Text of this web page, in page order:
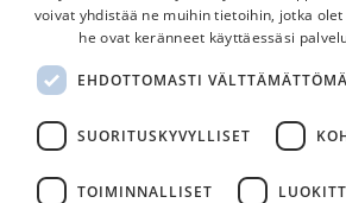
Spectra Bio+ 130mm
Gripit
Mukavat gripit lukitusrenkaalla
tai hybridi.
voivat yhdistää ne muihin tietoihin, jotka
he ovat keränneet käyttäessäsi
EHDOTTOMASTI
SUORITUSKYVYLLISET
TOIMINNALLISET